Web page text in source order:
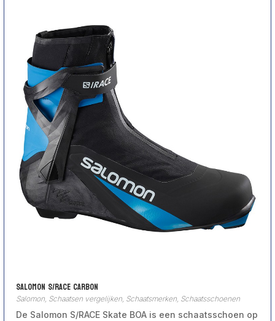
Salomon S/RACE Carbon
Salomon, Schaatsen vergelijken, Schaatsmerken, Schaatsschoenen
De Salomon S/RACE Skate BOA is een schaatsschoen op